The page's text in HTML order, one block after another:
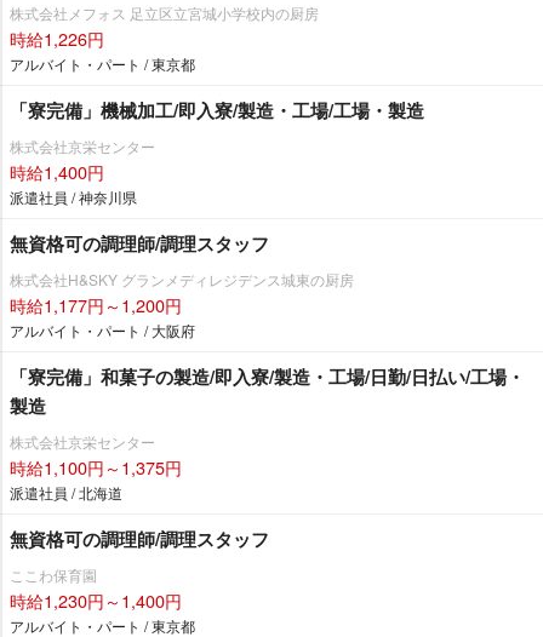
株式会社メフォス 足立区立宮城小学校内の厨房
時給1,226円
アルバイト・パート / 東京都
「寮完備」機械加工/即入寮/製造・工場/工場・製造
株式会社京栄センター
時給1,400円
派遣社員 / 神奈川県
無資格可の調理師/調理スタッフ
株式会社H&SKY グランメディレジデンス城東の厨房
時給1,177円～1,200円
アルバイト・パート / 大阪府
「寮完備」和菓子の製造/即入寮/製造・工場/日勤/日払い/工場・
製造
株式会社京栄センター
時給1,100円～1,375円
派遣社員 / 北海道
無資格可の調理師/調理スタッフ
ここわ保育園
時給1,230円～1,400円
アルバイト・パート / 東京都